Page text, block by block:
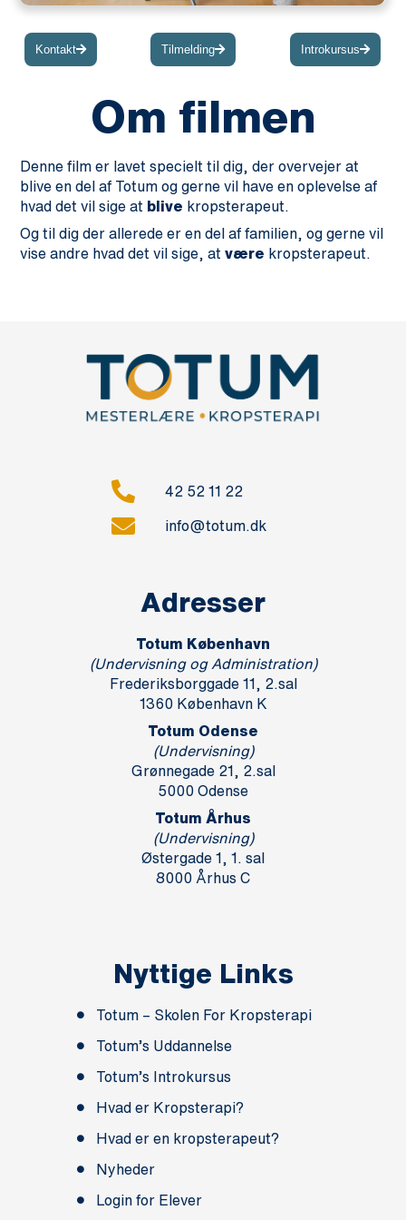
Kontakt Tilmelding Introkursus
Om filmen
Denne film er lavet specielt til dig, der overvejer at
blive en del af Totum og gerne vil have en oplevelse af
hvad det vil sige at blive kropsterapeut.
Og til dig der allerede er en del af familien, og gerne vil
vise andre hvad det vil sige, atvære kropsterapeut.
42 52 11 22
info@totum.dk
Adresser
Totum København
(Undervisning og Administration)
Frederiksborggade 11, 2.sal
1360 København K
Totum Odense
(Undervisning)
Grønnegade 21, 2.sal
5000 Odense
Totum Århus
(Undervisning)
Østergade 1, 1. sal
8000 Århus C
Nyttige Links
Totum – Skolen For Kropsterapi
Totum’s Uddannelse
Totum’s Introkursus
Hvad er Kropsterapi?
Hvad er en kropsterapeut?
Nyheder
Login for Elever